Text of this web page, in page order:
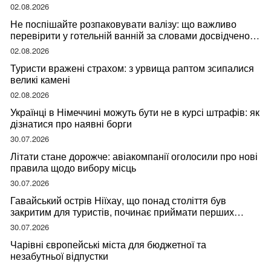
02.08.2026
Не поспішайте розпаковувати валізу: що важливо
перевірити у готельній ванній за словами досвідченої
мандрівниці
02.08.2026
Туристи вражені страхом: з урвища раптом зсипалися
великі камені
02.08.2026
Українці в Німеччині можуть бути не в курсі штрафів: як
дізнатися про наявні борги
30.07.2026
Літати стане дорожче: авіакомпанії оголосили про нові
правила щодо вибору місць
30.07.2026
Гавайський острів Ніїхау, що понад століття був
закритим для туристів, починає приймати перших
відвідувачів
30.07.2026
Чарівні європейські міста для бюджетної та
незабутньої відпустки